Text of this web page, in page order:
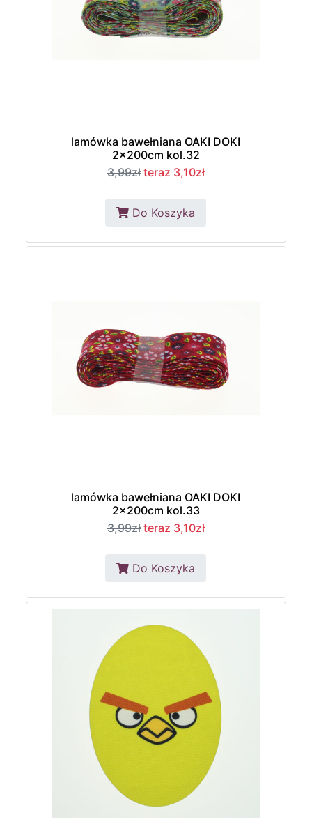
lamówka bawełniana OAKI DOKI
2x200cm kol.32
3,99zł teraz 3,10zł
Do Koszyka
lamówka bawełniana OAKI DOKI
2x200cm kol.33
3,99zł teraz 3,10zł
Do Koszyka